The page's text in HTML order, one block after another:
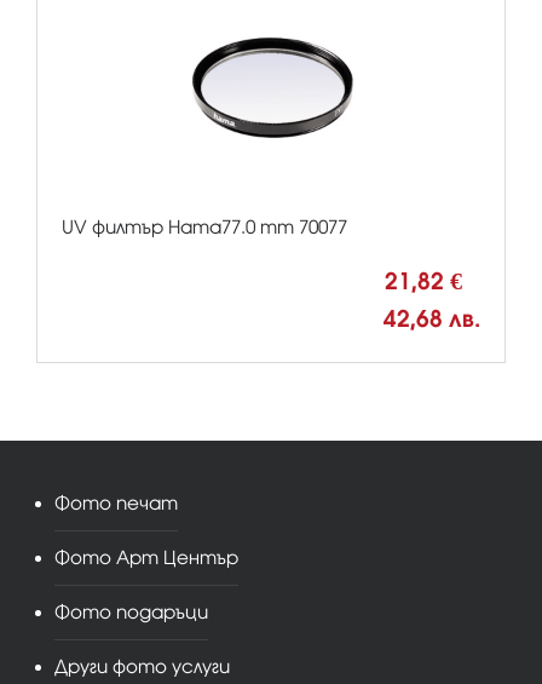
UV филтър Hama77.0 mm 70077
21,82 €
42,68 лв.
Фото печат
Фото Арт Център
Фото подаръци
Други фото услуги